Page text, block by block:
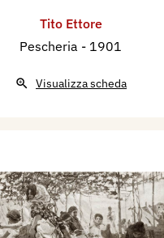
Tito Ettore
Pescheria - 1901
Visualizza scheda